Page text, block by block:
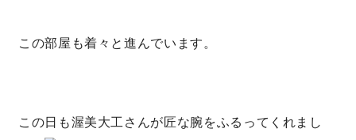
この部屋も着々と進んでいます。
この日も渥美大工さんが匠な腕をふるってくれまし